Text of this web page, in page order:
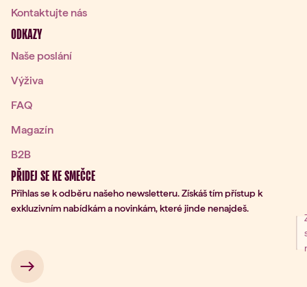
Kontaktujte nás
ODKAZY
Naše poslání
Výživa
FAQ
Magazín
B2B
PŘIDEJ SE KE SMEČCE
Přihlas se k odběru našeho newsletteru. Získáš tím přístup k
exkluzivním nabídkám a novinkám, které jinde nenajdeš.
k odběru
→